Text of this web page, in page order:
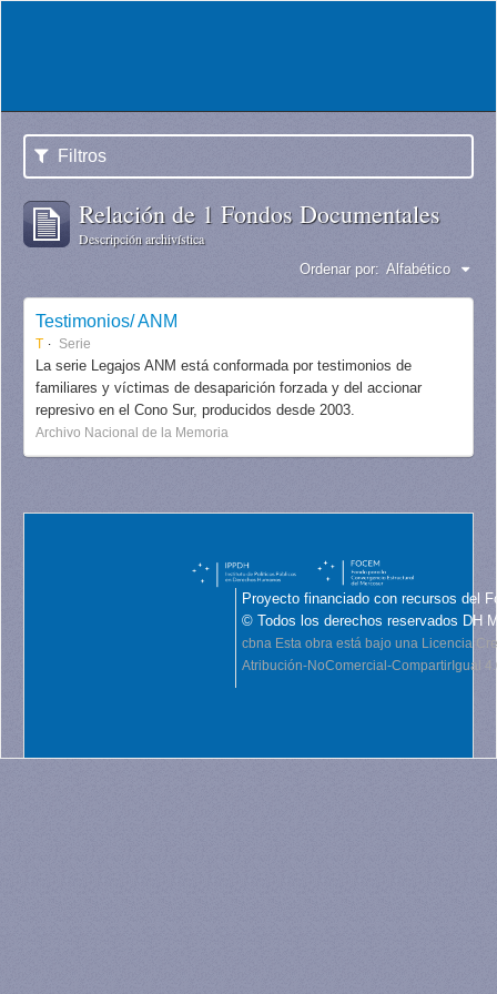
Filtros
Relación de 1 Fondos Documentales
Descripción archivística
Ordenar por: Alfabético
Testimonios/ ANM
T Serie
La serie Legajos ANM está conformada por testimonios de
familiares y víctimas de desaparición forzada y del accionar
represivo en el Cono Sur, producidos desde 2003.
Archivo Nacional de la Memoria
Proyecto financiado con recursos del
© Todos los derechos reservados DH
cbna Esta obra está bajo una Licencia
Atribución-NoComercial-CompartirIgual